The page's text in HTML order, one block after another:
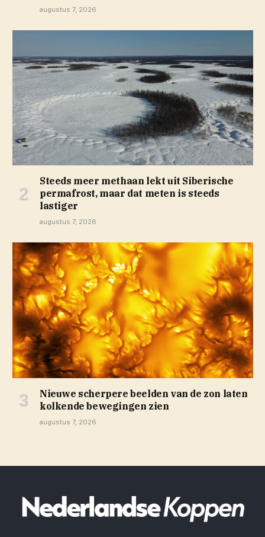
augustus 7, 2026
Steeds meer methaan lekt uit Siberische
permafrost, maar dat meten is steeds
lastiger
augustus 7, 2026
Nieuwe scherpere beelden van de zon laten
kolkende bewegingen zien
augustus 7, 2026